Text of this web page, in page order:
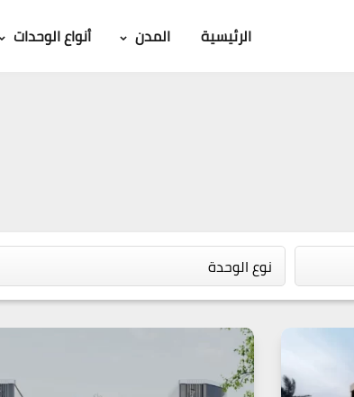
الرئيسية المدن أنواع الوحدات